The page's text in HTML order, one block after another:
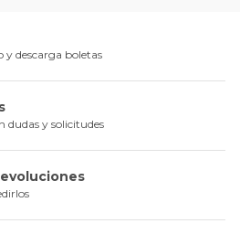
y descarga boletas
dudas y solicitudes